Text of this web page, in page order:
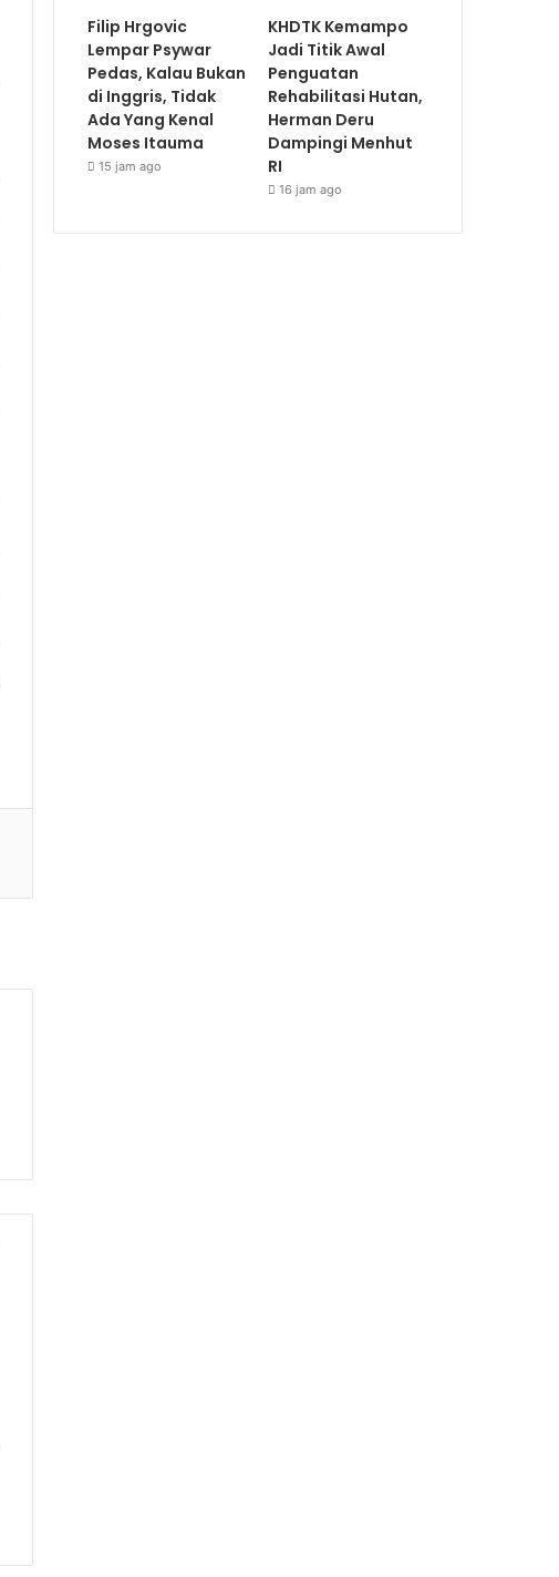
Filip Hrgovic
Lempar Psywar
Pedas, Kalau Bukan
di Inggris, Tidak
Ada Yang Kenal
Moses Itauma
15 jam ago
KHDTK Kemampo
Jadi Titik Awal
Penguatan
Rehabilitasi Hutan,
Herman Deru
Dampingi Menhut
RI
16 jam ago